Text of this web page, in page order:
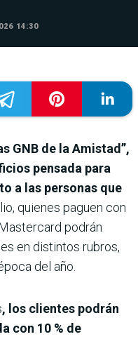
14:30
GNB de la Amistad”,
pensada para
a las personas que
quienes paguen con
podrán
en distintos rubros,
del año.
, los clientes podrán
con 10 % de